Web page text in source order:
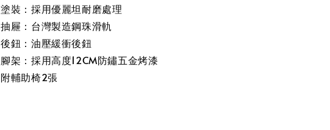
塗裝：採用優麗坦耐磨處理
抽屜：台灣製造鋼珠滑軌
後鈕：油壓緩衝後鈕
腳架：採用高度12CM防鏽五金烤漆
附輔助椅2張